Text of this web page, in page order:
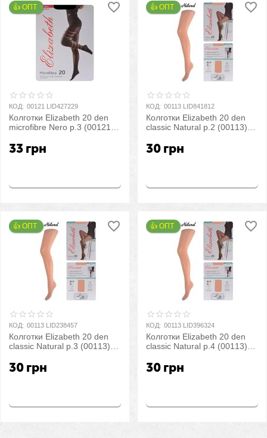
👍 ОПТ
КОД: 00121 LID427229
Колготки Elizabeth 20 den
microfibre Nero р.3 (00121) |
33 грн
👍 ОПТ
КОД: 00113 LID841812
Колготки Elizabeth 20 den
classic Natural р.2 (00113) |
30 грн
👍 ОПТ
КОД: 00113 LID238457
Колготки Elizabeth 20 den
classic Natural р.3 (00113) |
30 грн
👍 ОПТ
КОД: 00113 LID396324
Колготки Elizabeth 20 den
classic Natural р.4 (00113) |
30 грн